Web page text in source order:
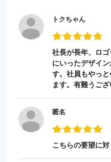
トクちゃん
社長が長年、ロ
にいったデザイ
す。社員もやっ
ます。有難うござ
匿名
こちらの要望に